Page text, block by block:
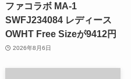
ファコラボ MA-1
SWFJ234084 レディース
OWHT Free Sizeが9412円
2026年8月6日